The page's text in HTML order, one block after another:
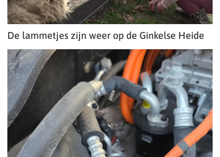
De lammetjes zijn weer op de Ginkelse Heide